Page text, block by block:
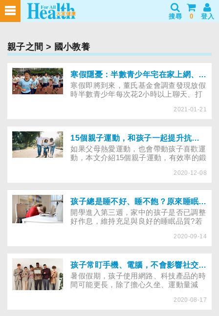
搜尋 0 登入
親子之間 > 國小教養
寒假隱憂：半數青少年宅在家上網、打電玩！維持運動習慣才能抒解壓力
寒假即將到來，董氏基金會調查發現放假
時半數青少年每次花2小時以上聊天、打
2021-01-21
15個親子運動，和孩子一起提升抗壓力、增進肌力、活化腦力！
如果父母熱愛運動，也會帶動孩子喜歡運
動，本文介紹15個親子運動，有效率的鍛
2020-12-08
孩子總是睡不好、睡不飽？原來睡眠品質也會影響心理健康
開學進入第三週，家中的孩子是否已調整
好作息，維持充足與良好的睡眠品質?若
心理健康問題。根據2020年6月發表於
關，睡眠不佳的青少年日後較容易出現心
理健康的問題。
2020-09-14
孩子常盯手機、電腦，不會影響社交能力！但其他負面影響仍要小心
暑假假期，孩子使用網路、科技產品的時
間可能更長，除了擔心久坐、運動量減
而減少人際互動，社交能力變差？根據一
2020-08-17